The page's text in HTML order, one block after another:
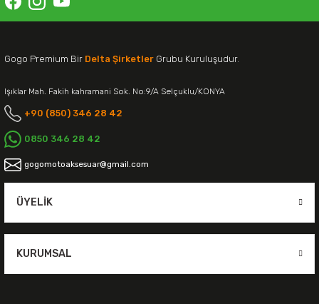
Gogo Premium Bir Delta Şirketler Grubu Kuruluşudur.
Işıklar Mah. Fakih kahramani Sok. No:9/A Selçuklu/KONYA
+90 (850) 346 28 42
0850 346 28 42
gogomotoaksesuar@gmail.com
ÜYELIK
KURUMSAL